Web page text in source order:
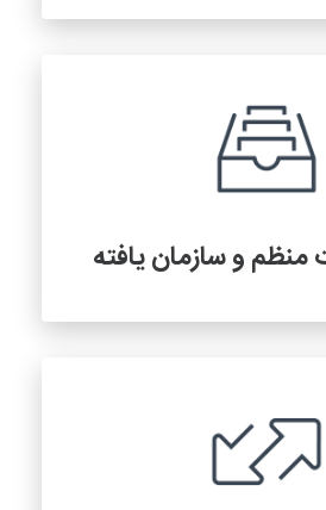
منظم و سازمان یافته